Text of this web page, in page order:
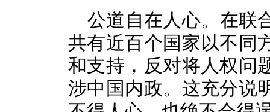
公道自在人心。在联
共有近百个国家以不同
和支持，反对将人权问
涉中国内政。这充分说